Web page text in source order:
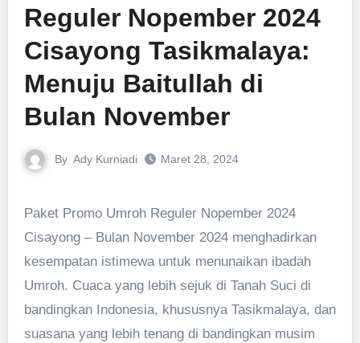
Reguler Nopember 2024
Cisayong Tasikmalaya:
Menuju Baitullah di
Bulan November
By Ady Kurniadi Maret 28, 2024
Paket Promo Umroh Reguler Nopember 2024
Cisayong – Bulan November 2024 menghadirkan
kesempatan istimewa untuk menunaikan ibadah
Umroh. Cuaca yang lebih sejuk di Tanah Suci di
bandingkan Indonesia, khususnya Tasikmalaya, dan
suasana yang lebih tenang di bandingkan musim